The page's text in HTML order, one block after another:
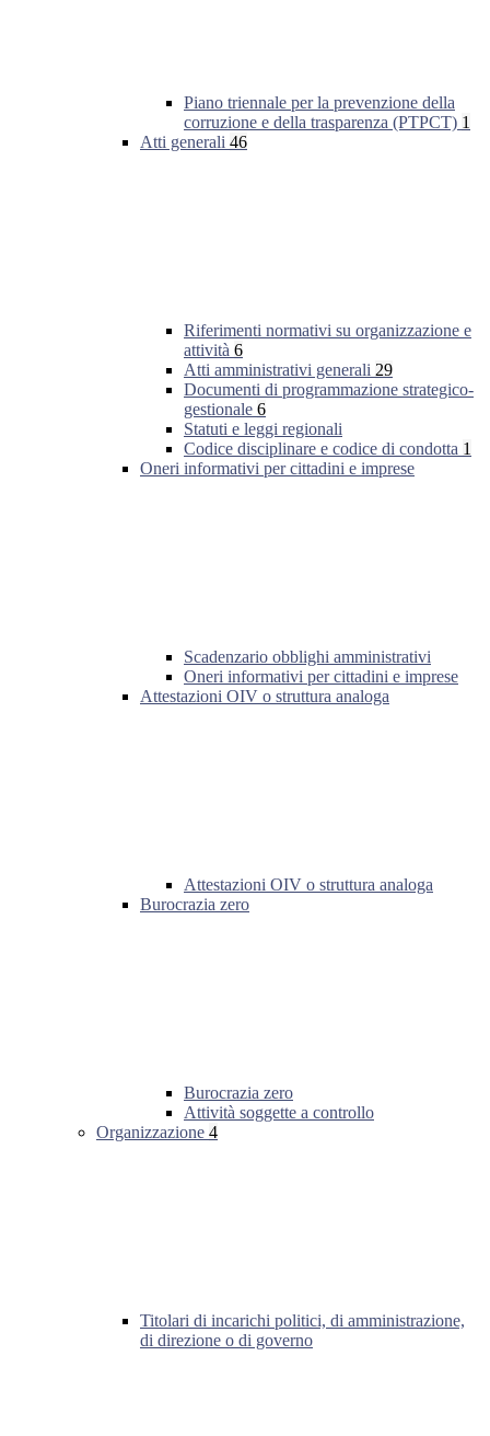
Piano triennale per la prevenzione della
corruzione e della trasparenza (PTPCT) 1
Atti generali 46
Riferimenti normativi su organizzazione e
attività 6
Atti amministrativi generali 29
Documenti di programmazione strategico-
gestionale 6
Statuti e leggi regionali
Codice disciplinare e codice di condotta 1
Oneri informativi per cittadini e imprese
Scadenzario obblighi amministrativi
Oneri informativi per cittadini e imprese
Attestazioni OIV o struttura analoga
Attestazioni OIV o struttura analoga
Burocrazia zero
Burocrazia zero
Attività soggette a controllo
Organizzazione 4
Titolari di incarichi politici, di amministrazione,
di direzione o di governo